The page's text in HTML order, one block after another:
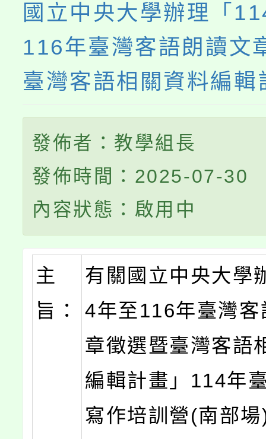
系所師生報名參加。
國立中央大學辦理「
116年臺灣客語朗讀文
臺灣客語相關資料編輯
發佈者：教學組長
發佈時間：2025-07-30
內容狀態：啟用中
主
旨：
有關國立中央大學
4年至116年臺灣客
章徵選暨臺灣客語
編輯計畫」114年
寫作培訓營(南部